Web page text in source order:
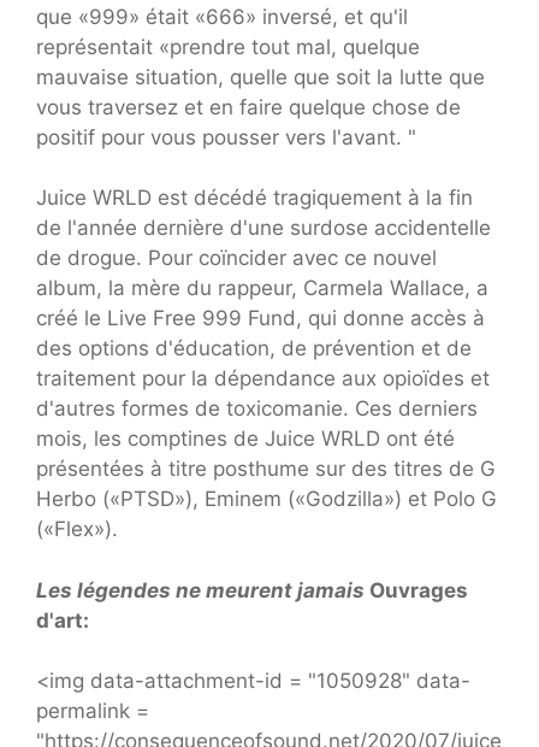
que «999» était «666» inversé, et qu'il
représentait «prendre tout mal, quelque
mauvaise situation, quelle que soit la lutte que
vous traversez et en faire quelque chose de
positif pour vous pousser vers l'avant. "
Juice WRLD est décédé tragiquement à la fin
de l'année dernière d'une surdose accidentelle
de drogue. Pour coïncider avec ce nouvel
album, la mère du rappeur, Carmela Wallace, a
créé le Live Free 999 Fund, qui donne accès à
des options d'éducation, de prévention et de
traitement pour la dépendance aux opioïdes et
d'autres formes de toxicomanie. Ces derniers
mois, les comptines de Juice WRLD ont été
présentées à titre posthume sur des titres de G
Herbo («PTSD»), Eminem («Godzilla») et Polo G
(«Flex»).
Les légendes ne meurent jamais Ouvrages
d'art:
<img data-attachment-id = "1050928" data-
permalink =
"https://consequenceofsound.net/2020/07/juice